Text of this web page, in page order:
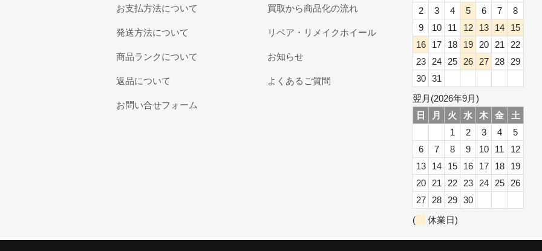
お支払方法について
発送方法について
商品ランクについて
返品について
お問い合せフォーム
買取から商品化の流れ
リペア・リメイクホイール
お知らせ
よくあるご質問
2
3 4 5 6 7
8
9
10 11 12 13 14
15
16
17 18 19 20 21
22
23
24 25 26 27 28
29
30
31
翌月(2026年9月)
日
月 火 水 木 金
土
1
2 3 4
5
6
7 8 9 10 11
12
13
14 15 16 17 18
19
20
21 22 23 24 25
26
27
28 29
30
(
休業日)